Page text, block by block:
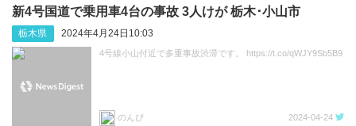
新4号国道で乗用車4台の事故 3人けが 栃木･小山市
栃木県 2024年4月24日10:03
4号線小山付近で多重事故渋滞です。 https://t.co/qWJY9Sb5B9
のんぴ 2024-04-24